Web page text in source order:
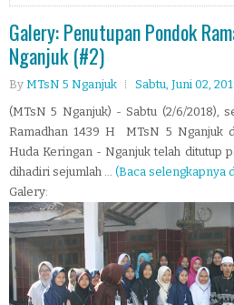
Galery: Penutupan Pondok
Nganjuk (#2)
By MTsN 5 Nganjuk
Sabtu, Juni 02,
(MTsN 5 Nganjuk) - Sabtu (2/6/2018),
Ramadhan 1439 H MTsN 5 Nganjuk
Huda Keringan - Nganjuk telah ditutup
dihadiri sejumlah ... (Baca selengkapnya
Galery: